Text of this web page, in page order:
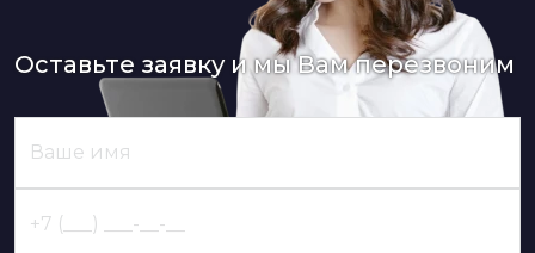
Оставьте заявку и мы Вам перезвоним